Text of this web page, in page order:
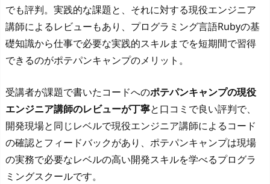
でも評判。実践的な課題と、それに対する現役エンジニア
講師によるレビューもあり、プログラミング言語Rubyの基
礎知識から仕事で必要な実践的スキルまでを短期間で習得
できるのがポテパンキャンプのメリット。
受講者が課題で書いたコードへのポテパンキャンプの現役
エンジニア講師のレビューが丁寧と口コミで良い評判で、
開発現場と同じレベルで現役エンジニア講師によるコード
の確認とフィードバックがあり、ポテパンキャンプは現場
の実務で必要なレベルの高い開発スキルを学べるプログラ
ミングスクールです。